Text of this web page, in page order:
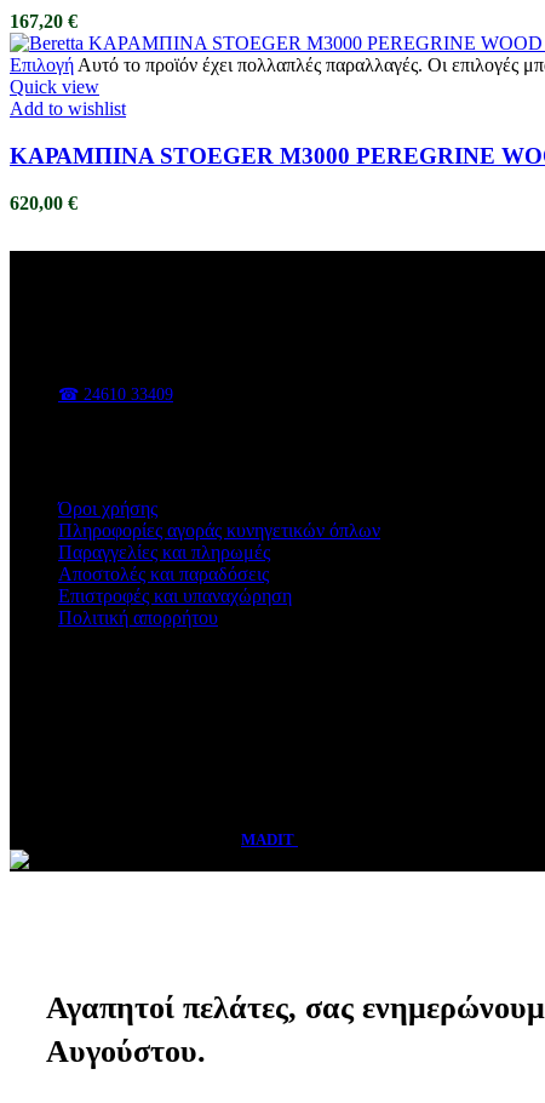
167,20 €
Επιλογή Αυτό το προϊόν έχει πολλαπλές παραλλαγές. Οι επιλογές
Quick view
Add to wishlist
ΚΑΡΑΜΠΙΝΑ STOEGER M3000 PEREGRINE
620,00 €
☎ 24610 33409
Όροι χρήσης
Πληροφορίες αγοράς κυνηγετικών όπλων
Παραγγελίες και πληρωμές
Αποστολές και παραδόσεις
Επιστροφές και υπαναχώρηση
Πολιτική απορρήτου
MADIT
Αγαπητοί πελάτες, σας
Αυγούστου.